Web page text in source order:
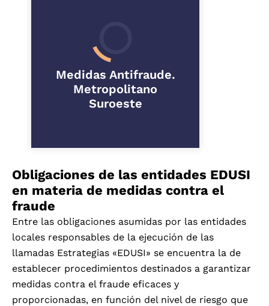
Medidas Antifraude.
Metropolitano
Suroeste
Obligaciones de las entidades EDUSI
en materia de medidas contra el
fraude
Entre las obligaciones asumidas por las entidades
locales responsables de la ejecución de las
llamadas Estrategias «EDUSI» se encuentra la de
establecer procedimientos destinados a garantizar
medidas contra el fraude eficaces y
proporcionadas, en función del nivel de riesgo que